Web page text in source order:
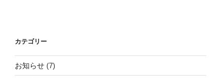
カテゴリー
お知らせ (7)